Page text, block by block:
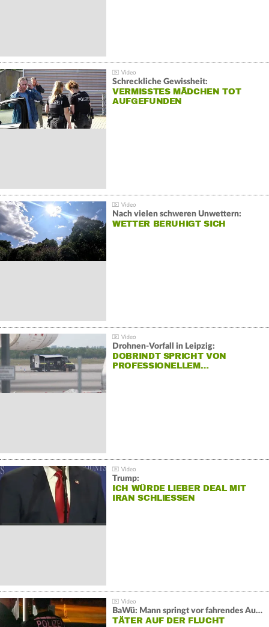
Schreckliche Gewissheit:
VERMISSTES MÄDCHEN TOT
AUFGEFUNDEN
Nach vielen schweren Unwettern:
WETTER BERUHIGT SICH
Drohnen-Vorfall in Leipzig:
DOBRINDT SPRICHT VON
PROFESSIONELLEM…
Trump:
ICH WÜRDE LIEBER DEAL MIT
IRAN SCHLIESSEN
BaWü: Mann springt vor fahrendes Auto und schießt
TÄTER AUF DER FLUCHT